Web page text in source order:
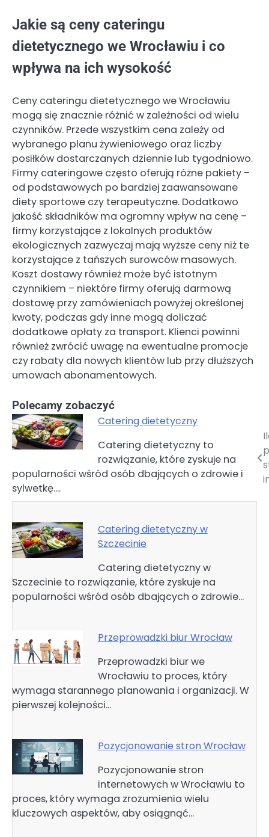
Jakie są ceny cateringu
dietetycznego we Wrocławiu i co
wpływa na ich wysokość
Ceny cateringu dietetycznego we Wrocławiu
mogą się znacznie różnić w zależności od wielu
czynników. Przede wszystkim cena zależy od
wybranego planu żywieniowego oraz liczby
posiłków dostarczanych dziennie lub tygodniowo.
Firmy cateringowe często oferują różne pakiety –
od podstawowych po bardziej zaawansowane
diety sportowe czy terapeutyczne. Dodatkowo
jakość składników ma ogromny wpływ na cenę –
firmy korzystające z lokalnych produktów
ekologicznych zazwyczaj mają wyższe ceny niż te
korzystające z tańszych surowców masowych.
Koszt dostawy również może być istotnym
czynnikiem – niektóre firmy oferują darmową
dostawę przy zamówieniach powyżej określonej
kwoty, podczas gdy inne mogą doliczać
dodatkowe opłaty za transport. Klienci powinni
również zwrócić uwagę na ewentualne promocje
czy rabaty dla nowych klientów lub przy dłuższych
umowach abonamentowych.
Polecamy zobaczyć
Catering dietetyczny
Catering dietetyczny to
rozwiązanie, które zyskuje na
popularności wśród osób dbających o zdrowie i
sylwetkę.…
Catering dietetyczny w
Szczecinie
Catering dietetyczny w
Szczecinie to rozwiązanie, które zyskuje na
popularności wśród osób dbających o zdrowie…
Przeprowadzki biur Wrocław
Przeprowadzki biur we
Wrocławiu to proces, który
wymaga starannego planowania i organizacji. W
pierwszej kolejności…
Pozycjonowanie stron Wrocław
Pozycjonowanie stron
internetowych w Wrocławiu to
proces, który wymaga zrozumienia wielu
kluczowych aspektów, aby osiągnąć…
Nawigacja